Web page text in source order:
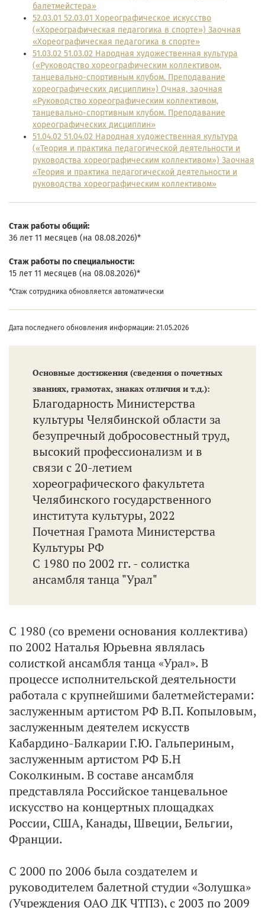
балетмейстера»
52.03.01 52.03.01 Хореографическое искусство
(«Хореографическая педагогика в спорте») Заочная
«Хореографическая педагогика в спорте»
51.03.02 51.03.02 Народная художественная культура
(«Руководство хореографическим коллективом,
танцевально-спортивным клубом. Преподавание
хореографических дисциплин») Очная, заочная
«Руководство хореографическим коллективом,
танцевально-спортивным клубом. Преподавание
хореографических дисциплин»
51.04.02 51.04.02 Народная художественная культура
(«Теория и практика педагогической деятельности и
руководства хореографическим коллективом») Заочная
«Теория и практика педагогической деятельности и
руководства хореографическим коллективом»
Cтаж работы общий:
36 лет 11 месяцев (на 08.08.2026)*
Cтаж работы по специальности:
15 лет 11 месяцев (на 08.08.2026)*
*Стаж сотрудника обновляется автоматически
Дата последнего обновления информации: 21.05.2026
Основные достижения (сведения о почетных
званиях, грамотах, знаках отличия и т.д.):
Благодарность Министерства
культуры Челябинской области за
безупречный добросовестный труд,
высокий профессионализм и в
связи с 20-летием
хореографического факультета
Челябинского государственного
института культуры, 2022
Почетная Грамота Министерства
Культуры РФ
С 1980 по 2002 гг. - солистка
ансамбля танца "Урал"
С 1980 (со времени основания коллектива)
по 2002 Наталья Юрьевна являлась
солисткой ансамбля танца «Урал». В
процессе исполнительской деятельности
работала с крупнейшими балетмейстерами:
заслуженным артистом РФ В.П. Копыловым,
заслуженным деятелем искусств
Кабардино-Балкарии Г.Ю. Гальпериным,
заслуженным артистом РФ Б.Н
Соколкиным. В составе ансамбля
представляла Российское танцевальное
искусство на концертных площадках
России, США, Канады, Швеции, Бельгии,
Франции.
С 2000 по 2006 была создателем и
руководителем балетной студии «Золушка»
(Учреждения ОАО ДК ЧТПЗ), с 2003 по 2009